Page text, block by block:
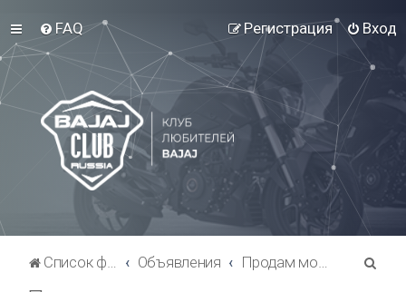
FAQ Вход
Регистрация
Список форумов Bajaj Club Объявления Продам мотоцикл